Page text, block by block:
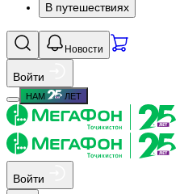
В путешествиях
Новости
Войти
НАМ ЛЕТ
Войти